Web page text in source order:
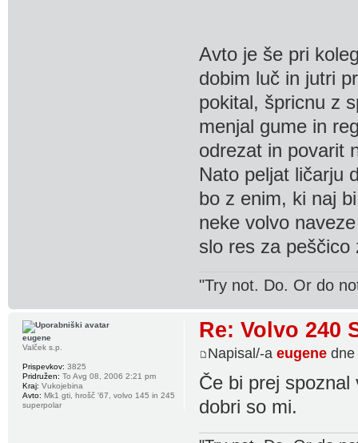
Avto je še pri
dobim luč in jutri
pokital, špricnu z
menjal gume in
odrezat in povarit
Nato peljat ličarju
bo z enim, ki naj
neke volvo
slo res za peščico
"Try not. Do. Or do
Re: Volvo 240
Napisal/-aeugene dne
Če bi prej spoznal
dobri so mi.
eugene
Valček s.p.
Prispevkov: 3825
Pridružen: To Avg 08, 2006 2:21 pm
Kraj: Vukojebina
Avto: Mk1 gti, hrošč '67, volvo 145 in 245
superpolar